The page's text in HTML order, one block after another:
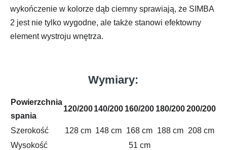
wykończenie w kolorze dąb ciemny sprawiają, że SIMBA
2 jest nie tylko wygodne, ale także stanowi efektowny
element wystroju wnętrza.
Wymiary:
Powierzchnia
spania
120/200140/200 160/200 180/200 200/200
Szerokość 128 cm 148 cm 168 cm 188 cm
208 cm
Wysokość
51 cm